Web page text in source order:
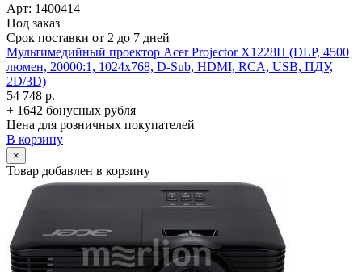
Арт: 1400414
Под заказ
Срок поставки от 2 до 7 дней
Мультимедийный проектор Acer Projector X1228H (DLP, 4500
люмен, 20000:1, 1024x768, D-Sub, HDMI, RCA, USB, ПДУ,
2D/­3D)
54 748 р.
+ 1642 бонусных рубля
Цена для розничных покупателей
В корзину
×
Товар добавлен в корзину